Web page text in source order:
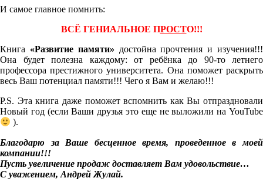
И самое главное помнить:
ВСЁ ГЕНИАЛЬНОЕ ПРОСТО!!!
Книга «Развитие памяти» достойна прочтения и изучения!!!
Она будет полезна каждому: от ребёнка до 90-то летнего
профессора престижного университета. Она поможет раскрыть
весь Ваш потенциал памяти!!! Чего я Вам и желаю!!!
P.S. Эта книга даже поможет вспомнить как Вы отпраздновали
Новый год (если Ваши друзья это еще не выложили на YouTube
).
Благодарю за Ваше бесценное время, проведенное в моей
компании!!!
Пусть увеличение продаж доставляет Вам удовольствие…
С уважением, Андрей Жулай.